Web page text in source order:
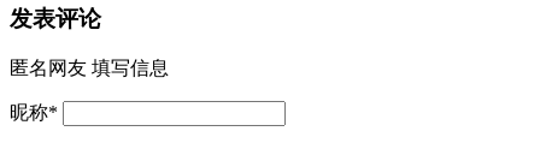
发表评论
匿名网友 填写信息
昵称*